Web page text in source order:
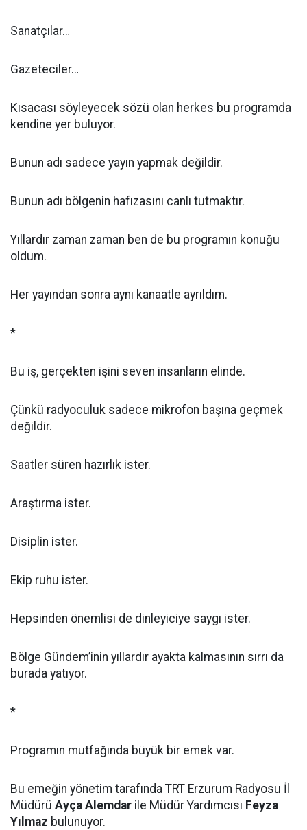
Sanatçılar…
Gazeteciler…
Kısacası söyleyecek sözü olan herkes bu programda
kendine yer buluyor.
Bunun adı sadece yayın yapmak değildir.
Bunun adı bölgenin hafızasını canlı tutmaktır.
Yıllardır zaman zaman ben de bu programın konuğu
oldum.
Her yayından sonra aynı kanaatle ayrıldım.
*
Bu iş, gerçekten işini seven insanların elinde.
Çünkü radyoculuk sadece mikrofon başına geçmek
değildir.
Saatler süren hazırlık ister.
Araştırma ister.
Disiplin ister.
Ekip ruhu ister.
Hepsinden önemlisi de dinleyiciye saygı ister.
Bölge Gündem’inin yıllardır ayakta kalmasının sırrı da
burada yatıyor.
*
Programın mutfağında büyük bir emek var.
Bu emeğin yönetim tarafında TRT Erzurum Radyosu İl
Müdürü Ayça Alemdar ile Müdür Yardımcısı Feyza
Yılmaz bulunuyor.